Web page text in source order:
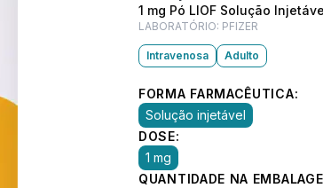
1 mg Pó LIOF Solução
LABORATÓRIO: PFIZER
Intravenosa Adulto
FORMA FARMACÊUTICA:
Solução injetável
DOSE:
1 mg
QUANTIDADE NA